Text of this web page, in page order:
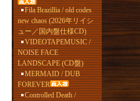
Fila Brazillia / old codes
new chaos (2026年リイシ
ュー／国内盤仕様CD)
VIDEOTAPEMUSIC /
NOISE FACE
LANDSCAPE (CD盤)
MERMAID / DUB
FOREVER
Controlled Death /